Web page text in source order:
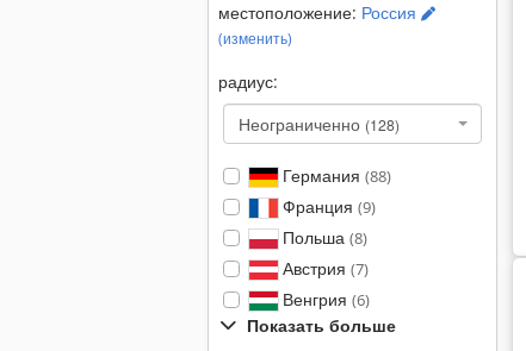
местоположение: Россия
(изменить)
радиус:
Неограниченно (128)
Германия (88)
Франция (9)
Польша (8)
Австрия (7)
Венгрия (6)
Показать больше